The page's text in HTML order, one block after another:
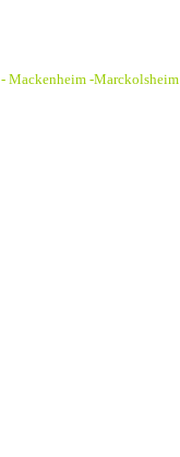
Mackenheim -Marckolsheim